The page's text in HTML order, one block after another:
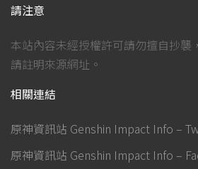
請注意
本站內容未經授權許可請勿擅自抄襲
請註明來源網址。
相關連結
原神資訊站 Genshin Impact Info –
原神資訊站 Genshin Impact Info –